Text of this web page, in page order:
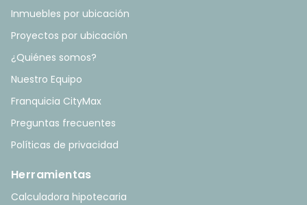
Inmuebles por ubicación
Proyectos por ubicación
¿Quiénes somos?
Nuestro Equipo
Franquicia CityMax
Preguntas frecuentes
Políticas de privacidad
Herramientas
Calculadora hipotecaria